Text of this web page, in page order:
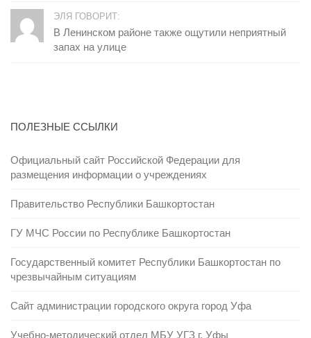
ЭЛЯ ГОВОРИТ:
В Ленинском районе также ощутили неприятный
запах на улице
ПОЛЕЗНЫЕ ССЫЛКИ
Официальный сайт Российской Федерации для
размещения информации о учреждениях
Правительство Республики Башкортостан
ГУ МЧС России по Республике Башкортостан
Государственный комитет Республики Башкортостан по
чрезвычайным ситуациям
Сайт администрации городского округа город Уфа
Учебно-методический отдел МБУ УГЗ г. Уфы